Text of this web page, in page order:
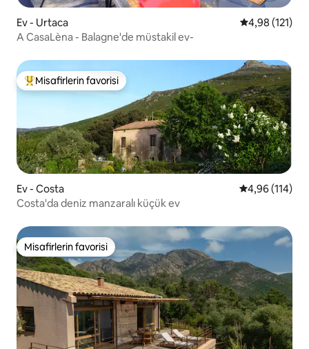
Ev - Urtaca 5 üzerinden
4,98 (121)
A CasaLèna - Balagne'de müstakil ev-
Misafirlerin favorilerinden en beğenilenler arasında
Misafirlerin favorisi
Ev - Costa 5 üzerinden
4,96 (114)
Costa'da deniz manzaralı küçük ev
Misafirlerin favorisi
Misafirlerin favorisi